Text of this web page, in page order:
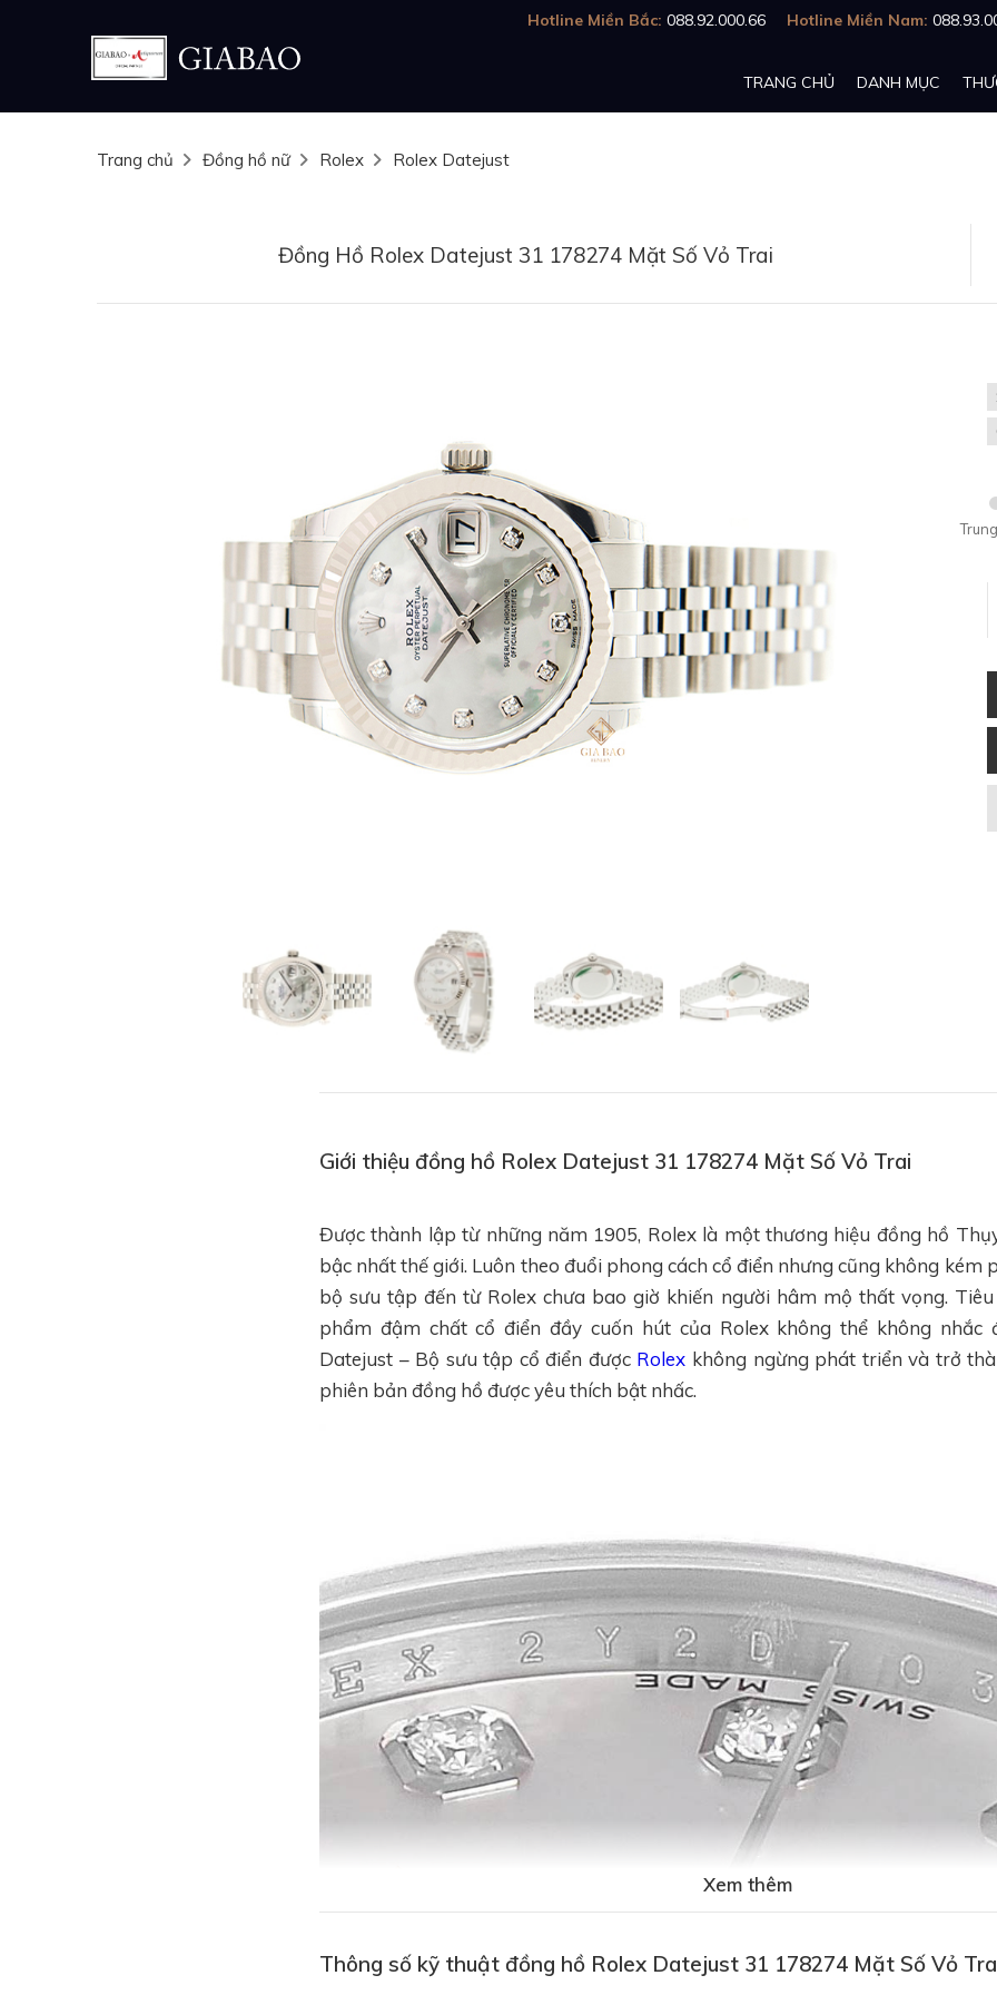
Hotline Miền Bắc: 088.92.000.66 Hotline Miền Nam:
TRANG CHỦ DANH MỤC
Trang chủ Đồng hồ nữ Rolex Rolex Datejust
Đồng Hồ Rolex Datejust 31 178274 Mặt Số Vỏ Trai
Giới thiệu đồng hồ Rolex Datejust 31 178274 Mặt Số Vỏ Trai
Được thành lập từ những năm 1905, Rolex là một thương hiệu đồng hồ
bậc nhất thế giới. Luôn theo đuổi phong cách cổ điển nhưng cũng không kém
bộ sưu tập đến từ Rolex chưa bao giờ khiến người hâm mộ thất vọng.
phẩm đậm chất cổ điển đầy cuốn hút của Rolex không thể không nhắc
Datejust – Bộ sưu tập cổ điển được Rolex không ngừng phát triển và trở
phiên bản đồng hồ được yêu thích bật nhấc.
Xem thêm
Thông số kỹ thuật đồng hồ Rolex Datejust 31 178274 Mặt Số Vỏ